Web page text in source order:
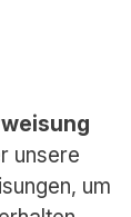
unsere
um